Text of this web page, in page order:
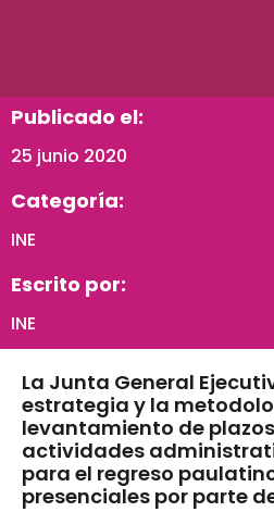
Publicado el:
25 junio 2020
Categoría:
INE
Escrito por:
INE
La Junta General
estrategia y la
levantamiento de
actividades
para el regreso
presenciales por parte